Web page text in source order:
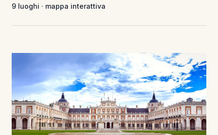
9 luoghi · mappa interattiva